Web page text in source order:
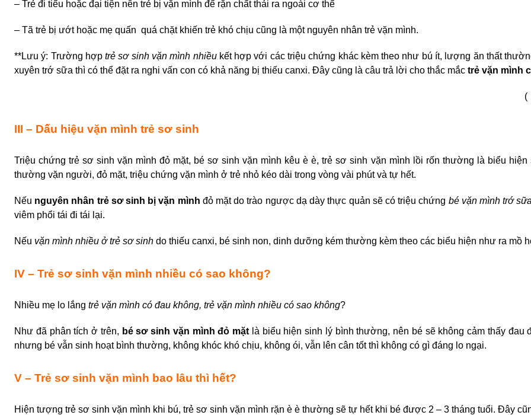
– Trẻ đi tiểu hoặc đại tiện nên trẻ bị vặn mình để rặn chất thải ra ngoài cơ thể
– Tã trẻ bị ướt hoặc mẹ quấn quá chặt khiến trẻ khó chịu cũng là một nguyên nhân trẻ vặn mình.
**Lưu ý: Trường hợptrẻ sơ sinh vặn mình nhiều kết hợp với các triệu chứng khác kèm theo như bú ít, lượng ăn thất
xuyên trớ sữa thì có thể đặt ra nghi vấn con có khả năng bị thiếu canxi. Đây cũng là câu trả lời cho thắc mắc trẻ vặn mình
(
III – Dấu hiệu vặn mình trẻ sơ sinh
Triệu chứngtrẻ sơ sinh vặn mình đỏ mặt, bé sơ sinh vặn mình kêu è è, trẻ sơ sinh vặn mình lồi rốn thường là biểu hiện
thường vặn người, đỏ mặt, triệu chứng vặn mình ở trẻ nhỏ kéo dài trong vòng vài phút và tự hết.
Nếu nguyên nhân trẻ sơ sinh bị vặn mình đỏ mặt do trào ngược dạ dày thực quản sẽ có triệu chứng bé vặn mình trớ
viêm phổi tái đi tái lại.
Nếu vặn mình nhiều ở trẻ sơ sinh do thiếu canxi, bé sinh non, dinh dưỡng kém thường kèm theo các biểu hiện như ra mồ
IV – Trẻ sơ sinh vặn mình nhiều có sao không?
Nhiều mẹ lo lắng trẻ vặn mình có đau không, trẻ vặn mình nhiều có sao không?
Như đã phân tích ở trên, bé sơ sinh vặn mình đỏ mặt là biểu hiện sinh lý bình thường, nên bé sẽ không cảm thấy
nhưng bé vẫn sinh hoạt bình thường, không khóc khó chịu, không ói, vẫn lên cân tốt thì không có gì đáng lo ngại.
V – Trẻ sơ sinh vặn mình bao lâu thì hết?
Hiện tượng trẻ sơ sinh vặn mình khi bú, trẻ sơ sinh vặn mình rặn è è thường sẽ tự hết khi bé được 2 – 3 tháng tuổi. Đây